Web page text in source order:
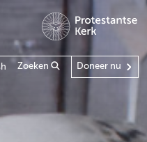
Zoeken Doneer nu